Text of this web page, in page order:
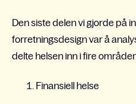
Den siste delen vi gjorde på
forretningsdesign var å
delte helsen inn i fire
Finansiell helse